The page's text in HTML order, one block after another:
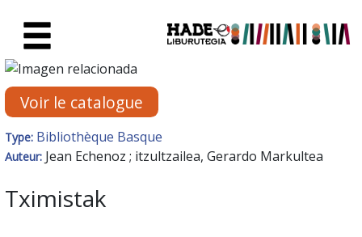
Fiche de Nouveaux Livres -
Voir le catalogue
Type: Bibliothèque Basque
Auteur: Jean Echenoz ; itzultzailea, Gerardo Markultea
Tximistak